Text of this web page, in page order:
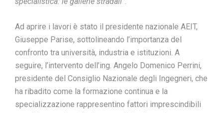
Ad aprire i lavori è stato il presidente nazionale AEIT,
Giuseppe Parise, sottolineando l’importanza del
confronto tra università, industria e istituzioni. A
seguire, l’intervento dell’ing. Angelo Domenico Perrini,
presidente del Consiglio Nazionale degli Ingegneri, che
ha ribadito come la formazione continua e la
specializzazione rappresentino fattori imprescindibili